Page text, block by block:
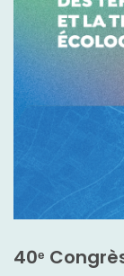
40ᵉ